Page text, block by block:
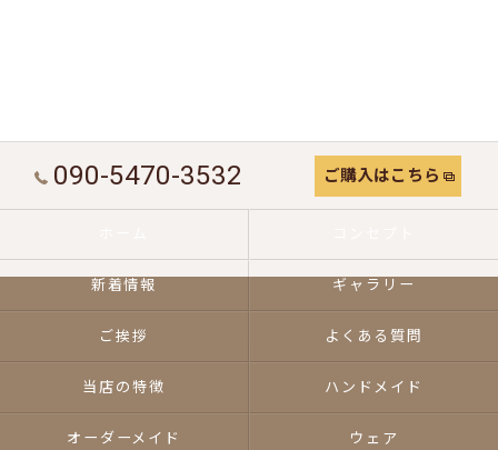
090-5470-3532 ご購入はこちら
新着情報 ギャラリー
ご挨拶 よくある質問
当店の特徴 ハンドメイド
オーダーメイド ウェア